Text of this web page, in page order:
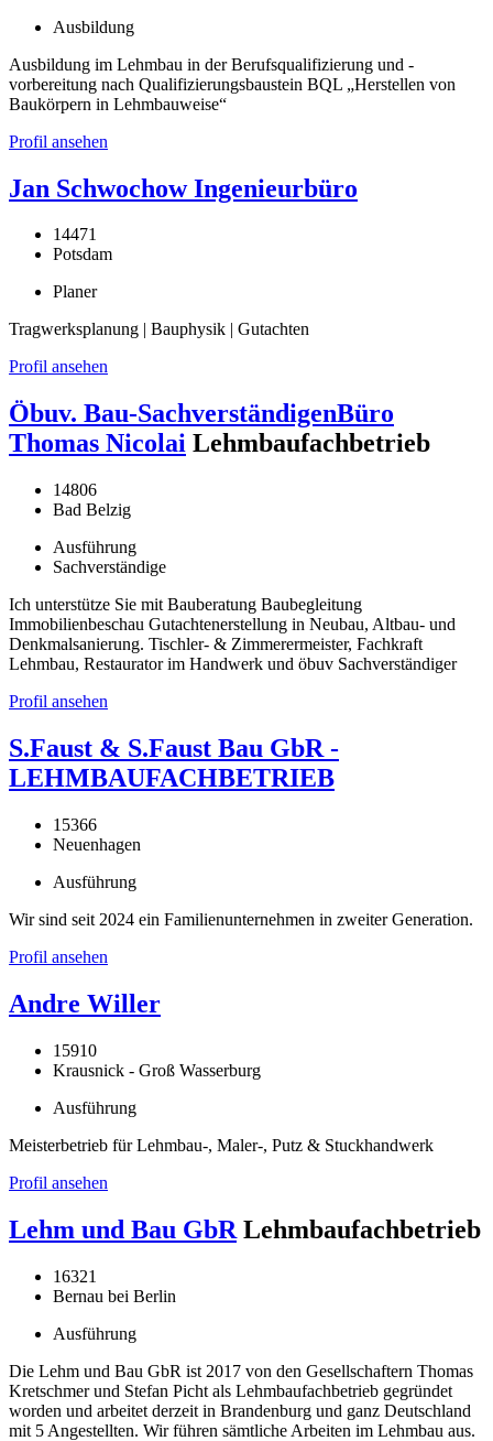
Ausbildung
Ausbildung im Lehmbau in der Berufsqualifizierung und -
vorbereitung nach Qualifizierungsbaustein BQL „Herstellen von
Baukörpern in Lehmbauweise“
Profil ansehen
Jan Schwochow Ingenieurbüro
14471
Potsdam
Planer
Tragwerksplanung | Bauphysik | Gutachten
Profil ansehen
Öbuv. Bau-SachverständigenBüro
Thomas Nicolai Lehmbaufachbetrieb
14806
Bad Belzig
Ausführung
Sachverständige
Ich unterstütze Sie mit Bauberatung Baubegleitung
Immobilienbeschau Gutachtenerstellung in Neubau, Altbau- und
Denkmalsanierung. Tischler- & Zimmerermeister, Fachkraft
Lehmbau, Restaurator im Handwerk und öbuv Sachverständiger
Profil ansehen
S.Faust & S.Faust Bau GbR -
LEHMBAUFACHBETRIEB
15366
Neuenhagen
Ausführung
Wir sind seit 2024 ein Familienunternehmen in zweiter Generation.
Profil ansehen
Andre Willer
15910
Krausnick - Groß Wasserburg
Ausführung
Meisterbetrieb für Lehmbau-, Maler-, Putz & Stuckhandwerk
Profil ansehen
Lehm und Bau GbR Lehmbaufachbetrieb
16321
Bernau bei Berlin
Ausführung
Die Lehm und Bau GbR ist 2017 von den Gesellschaftern Thomas
Kretschmer und Stefan Picht als Lehmbaufachbetrieb gegründet
worden und arbeitet derzeit in Brandenburg und ganz Deutschland
mit 5 Angestellten. Wir führen sämtliche Arbeiten im Lehmbau aus.